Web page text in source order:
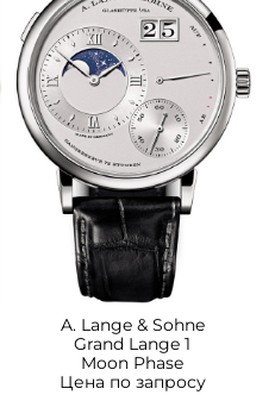
A. Lange & Sohne
Grand Lange 1
Moon Phase
Цена по запросу